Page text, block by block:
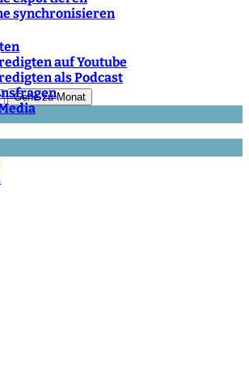
synchronisieren
auf Youtube
als Podcast
Gehe zu Monat